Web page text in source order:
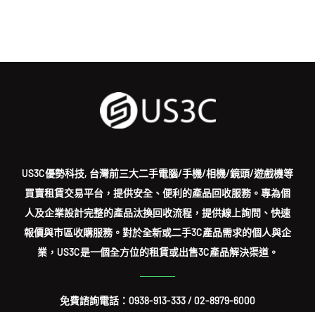
US3C優勢科技, 台灣前三大二手電腦/手機/相機/鏡頭/遊戲機等
買賣租賃交易平台，提供安全、便利的產品回收服務。專為個
人及企業設計完整的產品汰換回收流程，提供線上詢問、快速
報價與市區收購服務。對於全新或二手3C產品需求的個人與企
業，US3C是一個全方位的租賃或出售3C產品解決渠道。
免費諮詢電話： 0938-913-333/02-8979-6000